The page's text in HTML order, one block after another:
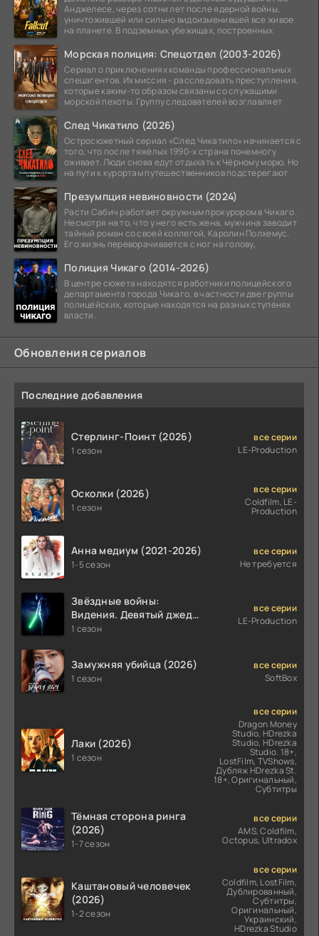
Анджелесе, через сотни лет после ядерной войны,
уничтожившей или сильно видоизменившей все живое
на планете. В подземных убежищах, построенных
Морская полиция: Спецотдел (2003-2026)
Сериал о приключениях команды профессиональных
спецагентов. Их миссия - расследовать преступления,
которые каким-то образом связаны со служащими
морской пехоты. Группу следователей возглавляет
След Чикатило (2026)
Остросюжетный сериал «След Чикатило» начинается с
того, что после тяжёлых 1990-х страна понемногу
оживает. Люди снова едут отдыхать к Чёрному морю. Но
на пути к курортам путешественников подстерегают
Презумпция невиновности (2024)
Расти Сабич работает окружным прокурором в Чикаго.
Несмотря на то, что у него есть жена, мужчина заводит
тайный роман со своей коллегой, Каролин Полхемус.
Его жизнь переворачивается с ног на голову,
Полиция Чикаго (2014-2026)
В центре сюжета находятся работники полицейского
департамента города Чикаго, в частности две группы
полицейских, которые находятся на разных ступенях
власти.
Обновления сериалов
Последние добавления
Стерлинг-Поинт (2026)
1 сезон
все серии
LE-Production
Осколки (2026)
1 сезон
все серии
Coldfilm, LE-
Production
Анна медиум (2021-2026)
1-5 сезон
все серии
Не требуется
Звёздные войны:
Видения. Девятый джедай
(2026)
1 сезон
все серии
LE-Production
Замужняя убийца (2026)
1 сезон
все серии
SoftBox
Лаки (2026)
1 сезон
все серии
Dragon Money
Studio, HDrezka
Studio, HDrezka
Studio. 18+,
LostFilm, TVShows,
Дубляж HDrezka St.
18+, Оригинальный,
Субтитры
Тёмная сторона ринга
(2026)
1-7 сезон
все серии
AMS, Coldfilm,
Octopus, Ultradox
Каштановый человечек
(2026)
1-2 сезон
все серии
Coldfilm, LostFilm,
Дублированный,
Субтитры,
Оригинальный,
Украинский,
HDrezka Studio